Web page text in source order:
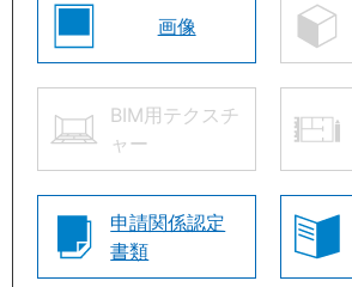
画像
BIM用テクスチ
ャー
申請関係認定
書類